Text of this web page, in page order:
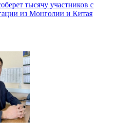
тысячу участников с
из Монголии и Китая